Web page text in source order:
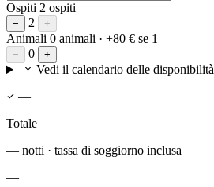
Ospiti 2 ospiti
− 2 +
Animali 0 animali · +80 € se 1
− 0 +
Vedi il calendario delle disponibilità
—
Totale
— notti · tassa di soggiorno inclusa
—